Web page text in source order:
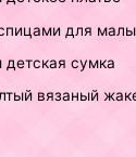
для
сумка
вязаный